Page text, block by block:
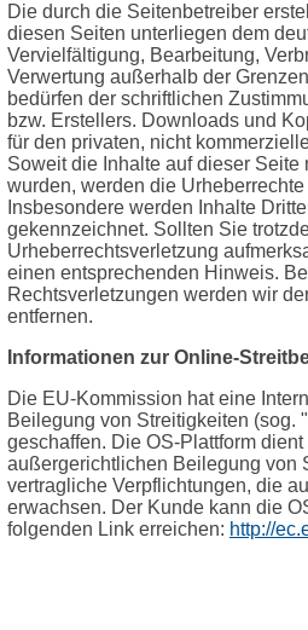
Die durch die Seitenbetreiber
diesen Seiten unterliegen dem
Vervielfältigung, Bearbeitung,
Verwertung außerhalb der
bedürfen der schriftlichen
bzw. Erstellers. Downloads und
für den privaten, nicht
Soweit die Inhalte auf dieser Seite
wurden, werden die
Insbesondere werden Inhalte
gekennzeichnet. Sollten Sie
Urheberrechtsverletzung
einen entsprechenden Hinweis.
Rechtsverletzungen werden wir
entfernen.
Informationen zur Online-
Die EU-Kommission hat eine
Beilegung von Streitigkeiten (sog.
geschaffen. Die OS-Plattform
außergerichtlichen Beilegung von
vertragliche Verpflichtungen, die
erwachsen. Der Kunde kann die
folgenden Link erreichen: http://